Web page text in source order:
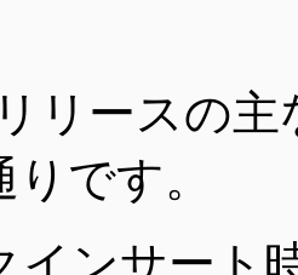
リースの
です。
インサート